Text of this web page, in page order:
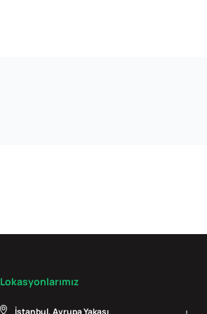
Lokasyonlarımız
İstanbul, Avrupa Yakası